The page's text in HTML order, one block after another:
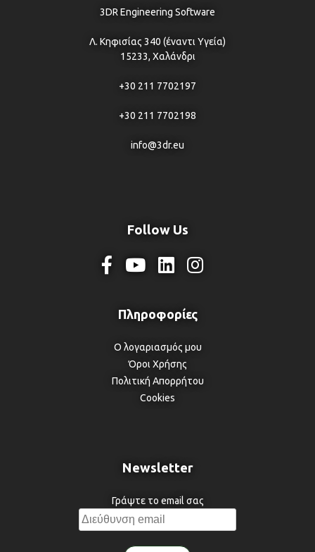
3DR Engineering Software
Λ. Κηφισίας 340 (έναντι Υγεία)
15233, Χαλάνδρι
+30 211 7702197
+30 211 7702198
info@3dr.eu
Follow Us
Ο λογαριασμός μου
Όροι Χρήσης
Πολιτική Απορρήτου
Cookies
Newsletter
Γράψτε το email σας